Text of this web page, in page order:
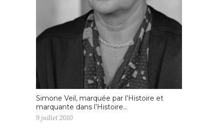
Simone Veil, marquée par l’Histoire et
marquante dans l’Histoire…
9 juillet 2010